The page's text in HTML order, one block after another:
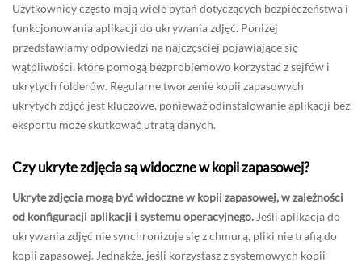
Użytkownicy często mają wiele pytań dotyczących bezpieczeństwa i
funkcjonowania aplikacji do ukrywania zdjęć. Poniżej
przedstawiamy odpowiedzi na najczęściej pojawiające się
wątpliwości, które pomogą bezproblemowo korzystać z sejfów i
ukrytych folderów. Regularne tworzenie kopii zapasowych
ukrytych zdjęć jest kluczowe, ponieważ odinstalowanie aplikacji bez
eksportu może skutkować utratą danych.
Czy ukryte zdjęcia są widoczne w kopii zapasowej?
Ukryte zdjęcia mogą być widoczne w kopii zapasowej, w zależności
od konfiguracji aplikacji i systemu operacyjnego. Jeśli aplikacja do
ukrywania zdjęć nie synchronizuje się z chmurą, pliki nie trafią do
kopii zapasowej. Jednakże, jeśli korzystasz z systemowych kopii